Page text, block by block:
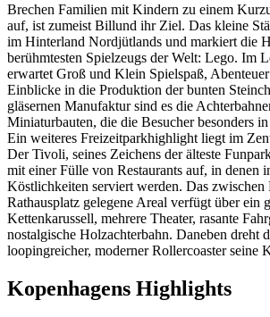
Brechen Familien mit Kindern zu einem
auf, ist zumeist Billund ihr Ziel. Das kleine
im Hinterland Nordjütlands und markiert die
berühmtesten Spielzeugs der Welt: Lego. Im
erwartet Groß und Klein Spielspaß,
Einblicke in die Produktion der bunten
gläsernen Manufaktur sind es die
Miniaturbauten, die die Besucher besonders
Ein weiteres Freizeitparkhighlight liegt im
Der Tivoli, seines Zeichens der älteste
mit einer Fülle von Restaurants auf, in denen
Köstlichkeiten serviert werden. Das zwischen
Rathausplatz gelegene Areal verfügt über ein
Kettenkarussell, mehrere Theater, rasante
nostalgische Holzachterbahn. Daneben dreht
loopingreicher, moderner Rollercoaster seine
Kopenhagens Highlights